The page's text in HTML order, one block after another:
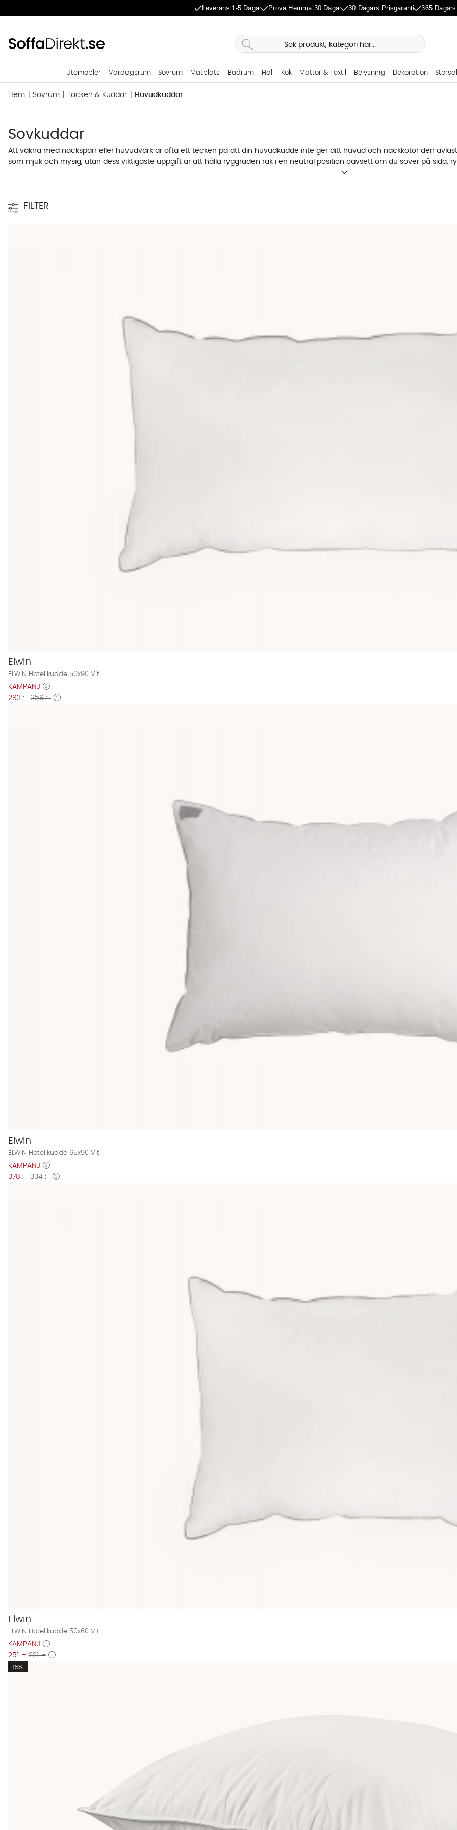
Leverans 1-5 Dagar Prova Hemma 30 Dagar 30 Dagars Prisgaranti 365
Utemöbler Vardagsrum Sovrum Matplats Badrum Hall Kök Mattor & Textil Belysning Dekoration
Hem Sovrum Täcken & Kuddar Huvudkuddar
Sovkuddar
Att vakna med nackspärr eller huvudvärk är ofta ett tecken på att din huvudkudde inte ger ditt huvud och nackkotor den
som mjuk och mysig, utan dess viktigaste uppgift är att hålla ryggraden rak i en neutral position oavsett om du sover på sida,
För dig som sover på sidan är kuddens höjd, eller loft, helt avgörande. Ett vanligt misstag är att välja en för låg kudde som gör
För den med känslig hy är det extra viktigt att tänka på vilken typ av material man väljer på sitt
. För att
tvättbart madrasskydd , vilket förlänger sängklädernas livslängd och gör att de blir klart
Skapa en komplett sovmiljö
FILTER
Elwin
ELWIN Hotellkudde 50x90 Vit
KAMPANJ
293 :- 259 :-
Elwin
ELWIN Hotellkudde 65x90 Vit
KAMPANJ
378 :- 334 :-
Elwin
ELWIN Hotellkudde 50x60 Vit
KAMPANJ
251 :- 221 :-
15%